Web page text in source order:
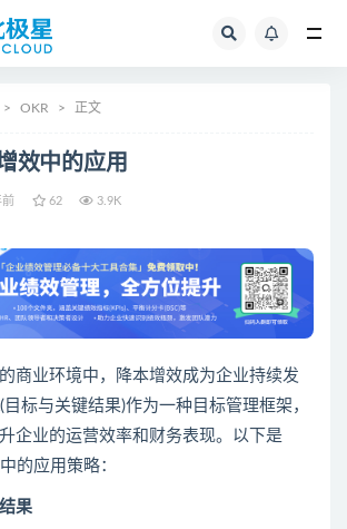
OKR 正文
效中的应用
62 3.9K
商业环境中，降本增效成为企业持续发
标与关键结果)作为一种目标管理框架，
企业的运营效率和财务表现。以下是
的应用策略：
果